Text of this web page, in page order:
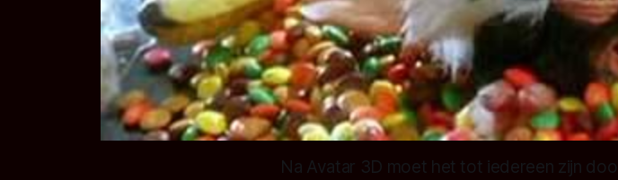
Na Avatar 3D moet het tot iedereen zijn